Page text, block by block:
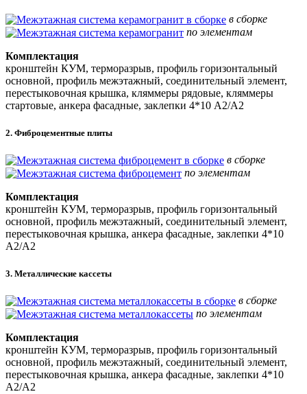
в сборке
по элементам
Комплектация
кронштейн КУМ, терморазрыв, профиль горизонтальный
основной, профиль межэтажный, соединительный элемент,
перестыковочная крышка, кляммеры рядовые, кляммеры
стартовые, анкера фасадные, заклепки 4*10 А2/А2
2. Фиброцементные плиты
в сборке
по элементам
Комплектация
кронштейн КУМ, терморазрыв, профиль горизонтальный
основной, профиль межэтажный, соединительный элемент,
перестыковочная крышка, анкера фасадные, заклепки 4*10
А2/А2
3. Металлические кассеты
в сборке
по элементам
Комплектация
кронштейн КУМ, терморазрыв, профиль горизонтальный
основной, профиль межэтажный, соединительный элемент,
перестыковочная крышка, анкера фасадные, заклепки 4*10
А2/А2